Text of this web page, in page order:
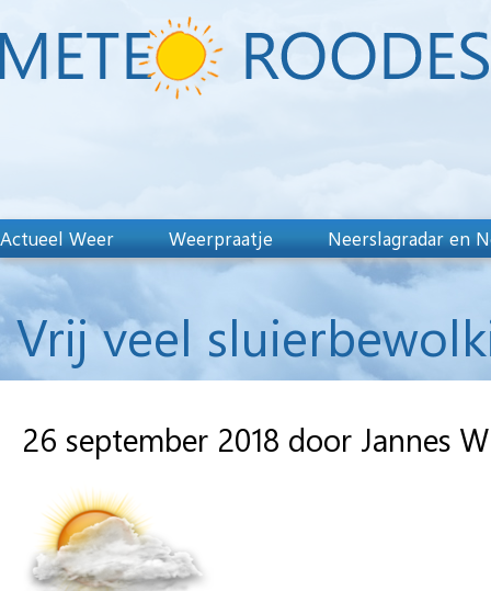
Actueel Weer Weerpraatje Neerslagradar en
Vrij veel
26 september 2018 door Jannes